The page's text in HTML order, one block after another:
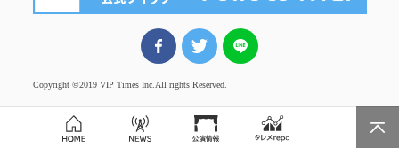
Page Top
FBでシェアツイート
Copyright ©2019 VIP Times Inc. All rights Reserved.